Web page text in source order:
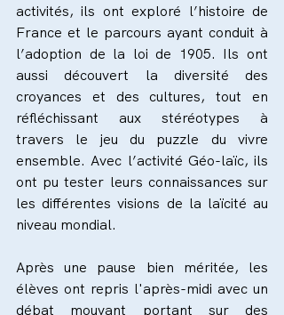
activités, ils ont exploré l’histoire de
France et le parcours ayant conduit à
l’adoption de la loi de 1905. Ils ont
aussi découvert la diversité des
croyances et des cultures, tout en
réfléchissant aux stéréotypes à
travers le jeu du puzzle du vivre
ensemble. Avec l’activité Géo-laïc, ils
ont pu tester leurs connaissances sur
les différentes visions de la laïcité au
niveau mondial.
Après une pause bien méritée, les
élèves ont repris l'après-midi avec un
débat mouvant portant sur des